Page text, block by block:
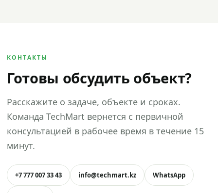
КОНТАКТЫ
Готовы обсудить объект?
Расскажите о задаче, объекте и сроках.
Команда TechMart вернется с первичной
консультацией в рабочее время в течение 15
минут.
+7 777 007 33 43 info@techmart.kz WhatsApp